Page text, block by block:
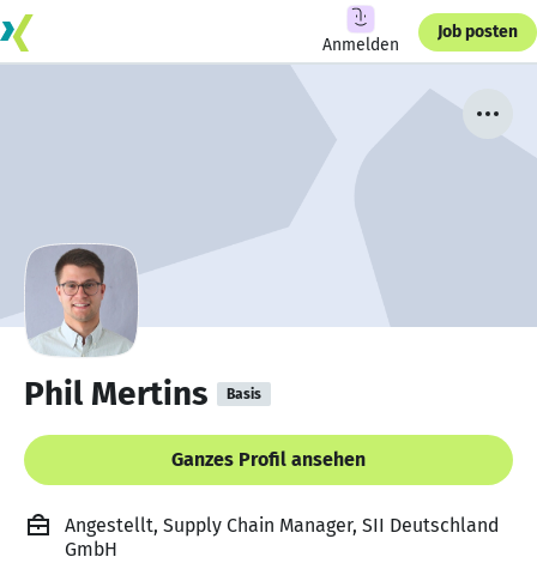
Anmelden
Job posten
Phil Mertins Basis
Ganzes Profil ansehen
Angestellt, Supply Chain Manager, SII Deutschland
GmbH